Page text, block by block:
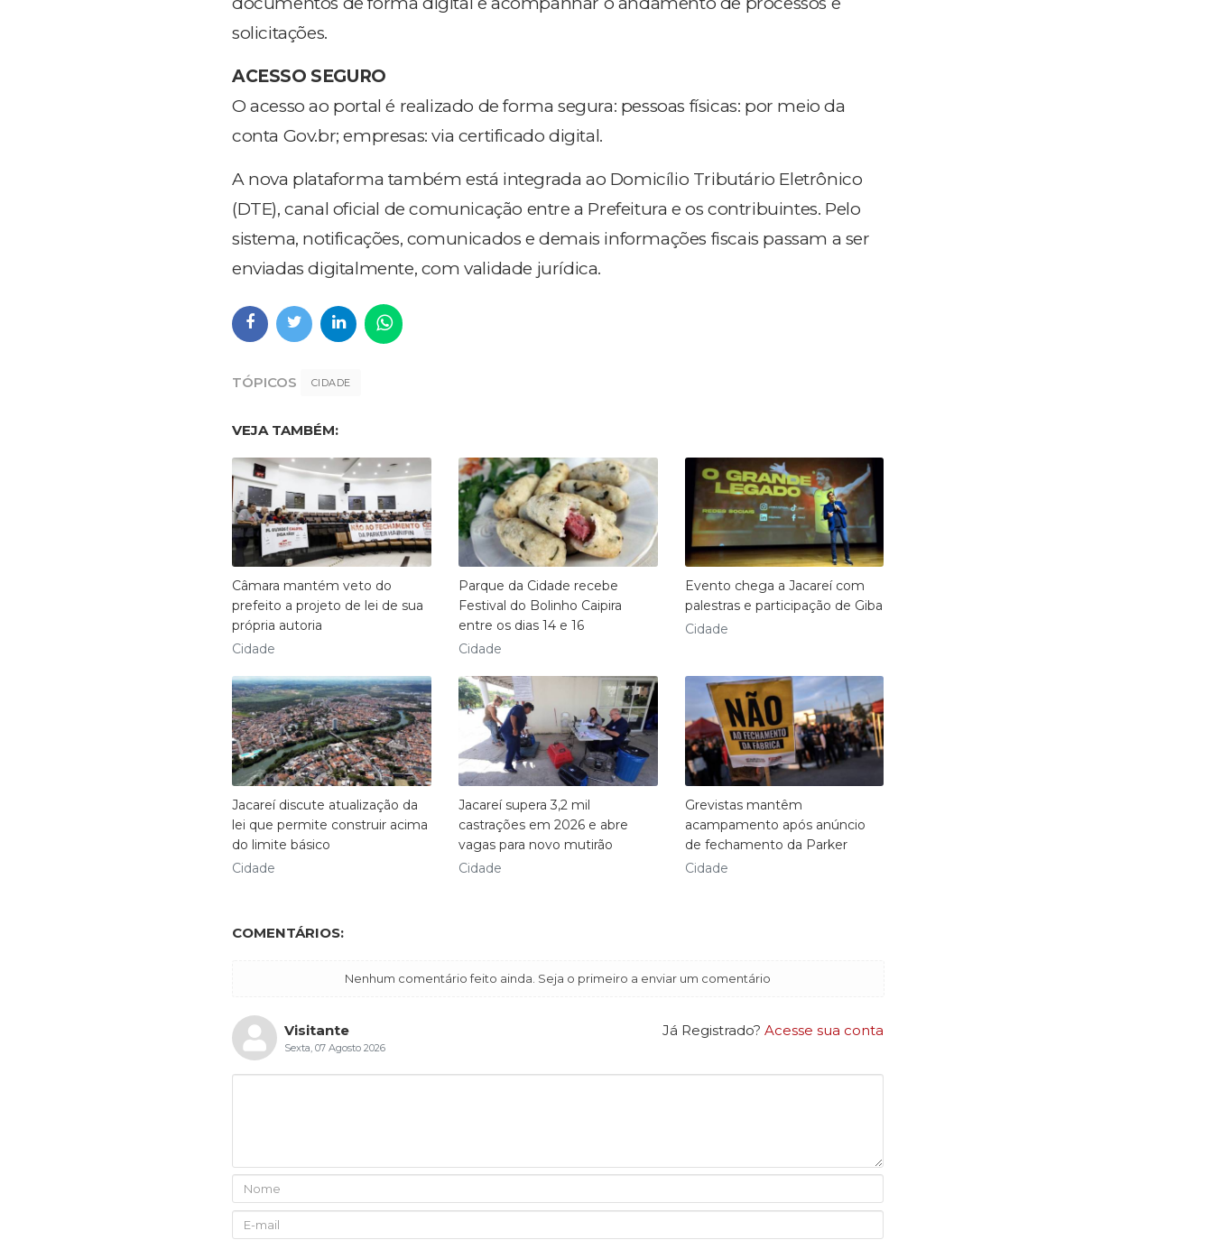
solicitações.
ACESSO SEGURO
O acesso ao portal é realizado de forma segura: pessoas físicas: por meio da
conta Gov.br; empresas: via certificado digital.
A nova plataforma também está integrada ao Domicílio Tributário Eletrônico
(DTE), canal oficial de comunicação entre a Prefeitura e os contribuintes. Pelo
sistema, notificações, comunicados e demais informações fiscais passam a ser
enviadas digitalmente, com validade jurídica.
TÓPICOS CIDADE
VEJA TAMBÉM:
Câmara mantém veto do
prefeito a projeto de lei de sua
própria autoria
Cidade
Parque da Cidade recebe
Festival do Bolinho Caipira
entre os dias 14 e 16
Cidade
Evento chega a Jacareí com
palestras e participação de Giba
Cidade
Jacareí discute atualização da
lei que permite construir acima
do limite básico
Cidade
Jacareí supera 3,2 mil
castrações em 2026 e abre
vagas para novo mutirão
Cidade
Grevistas mantêm
acampamento após anúncio
de fechamento da Parker
Cidade
COMENTÁRIOS:
Nenhum comentário feito ainda. Seja o primeiro a enviar um comentário
Já Registrado? Acesse sua conta
Visitante
Sexta, 07 Agosto 2026